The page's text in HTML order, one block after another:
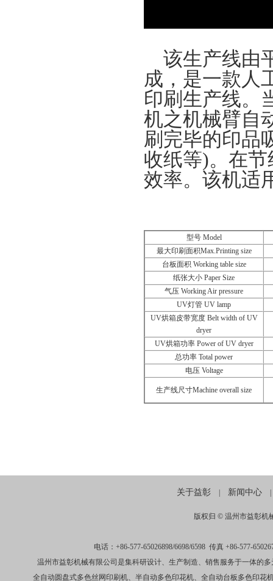
该生产线由
成，是一款人
印刷生产线。
机之机械臂自
刷完毕的印品
收纸等)。在
效率。该机适
型号Model
最大印刷面积Max.Printing size
台板面积 Working table size
纸张大小 Paper Size
气压 Working Air pressure
UV灯管 UV lamp
UV烘箱皮带宽度Belt width of UV
dryer
UV烘箱功率Power of UV dryer
总功率 Total power
电压Voltage
生产线尺寸Machine overall size
关于益彰 新闻中心
版权归 © 温州市益彰机
电话：+86-577-65026898/6698/6598 传真 +86-577-
温州市益彰机械有限公司是集科研设计、生产制造、销售服务于一体的
全自动圆盘式多色丝网印刷机、半自动多色印花机、全自动台板多色印